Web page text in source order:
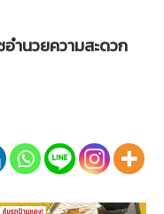
ำนวยความสะดวก